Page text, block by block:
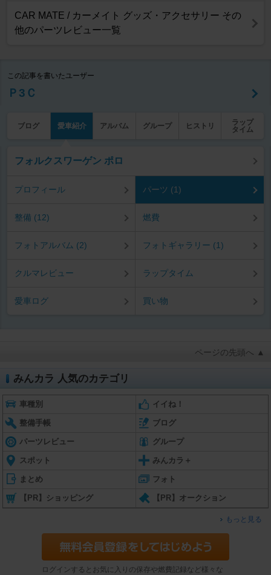
CAR MATE / カーメイト グッズ・アクセサリー その
他のパーツレビュー一覧
この記事を書いたユーザー
Ｐ3Ｃ
ブログ 愛車紹介 アルバム グループ ヒストリ
ラップ
タイム
フォルクスワーゲン ポロ
プロフィール パーツ (1)
整備 (12) 燃費
フォトアルバム (2) フォトギャラリー (1)
クルマレビュー ラップタイム
愛車ログ 買い物
ページの先頭へ ▲
みんカラ 人気のカテゴリ
車種別 イイね！
整備手帳 ブログ
パーツレビュー グループ
スポット みんカラ＋
まとめ フォト
【PR】ショッピング 【PR】オークション
もっと見る
ログインするとお気に入りの保存や燃費記録など様々な